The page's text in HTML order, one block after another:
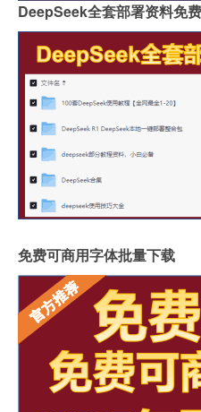
DeepSeek全套部署资料免
免费可商用字体批量下载